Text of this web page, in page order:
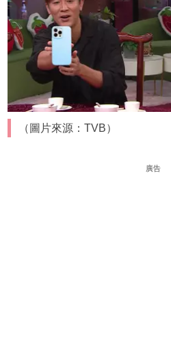
（圖片來源：TVB）
廣告